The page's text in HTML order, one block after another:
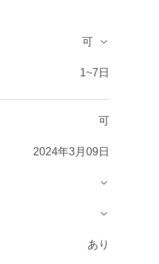
可
1~7日
可
2024年3月09日
あり